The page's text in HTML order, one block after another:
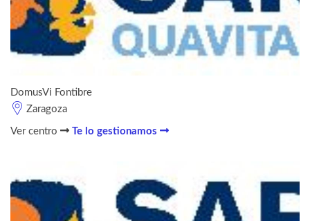
DomusVi Fontibre
Zaragoza
Ver centro Te lo gestionamos